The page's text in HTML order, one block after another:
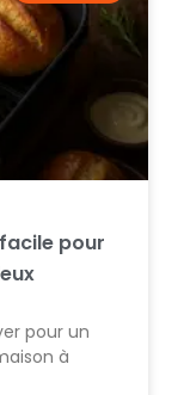
pour
pour un
à